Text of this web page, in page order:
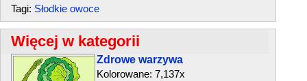
Tagi: Słodkie owoce
Więcej w kategorii
Zdrowe warzywa
Kolorowane: 7,137x